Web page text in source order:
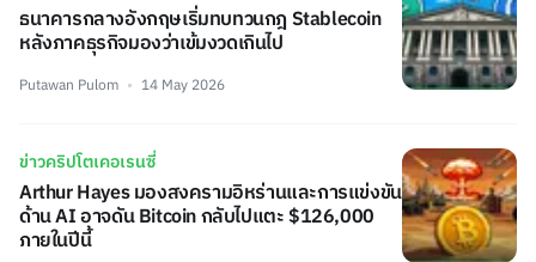
ธนาคารกลางอังกฤษเริ่มทบทวนกฎ Stablecoin
หลังภาคธุรกิจมองว่าเข้มงวดเกินไป
Putawan Pulom 14 May 2026
ข่าวคริปโตเคอเรนซี่
Arthur Hayes มองสงครามอิหร่านและการแข่งขัน
ด้าน AI อาจดัน Bitcoin กลับไปแตะ $126,000
ภายในปีนี้